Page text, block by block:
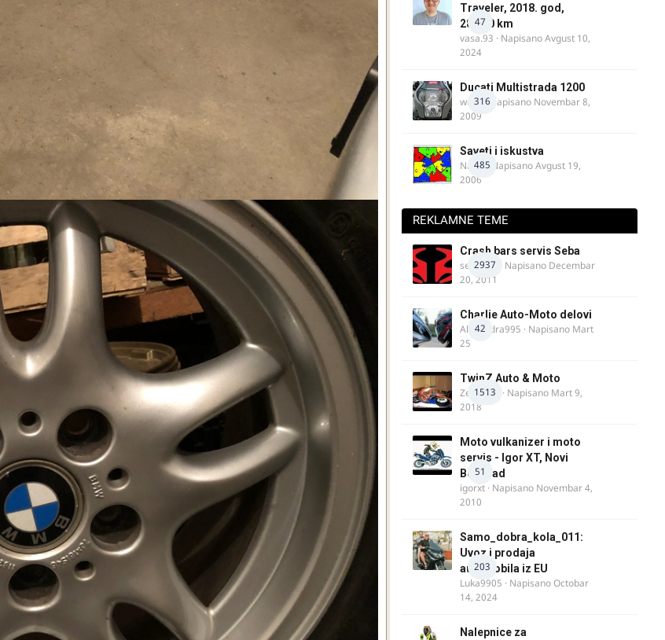
47
Traveler, 2018. god,
28.100 km
vasa.93 · NapisanoAvgust 10,
2024
316
Ducati Multistrada 1200
wulfy· Napisano Novembar 8,
2009
485
Saveti i iskustva
Najzli· NapisanoAvgust 19,
2006
REKLAMNE TEME
2937
Crash bars servis Seba
seba011 · Napisano Decembar
20, 2011
42
Charlie Auto-Moto delovi
Alexandra995 · Napisano Mart
25
1513
TwinZ Auto & Moto
Zeljkamp · Napisano Mart 9,
2018
51
Moto vulkanizer i moto
servis - Igor XT, Novi
Beograd
igorxt · Napisano Novembar 4,
2010
203
Samo_dobra_kola_011:
Uvoz i prodaja
automobila iz EU
Luka9905 · NapisanoOctobar
14, 2024
Nalepnice za